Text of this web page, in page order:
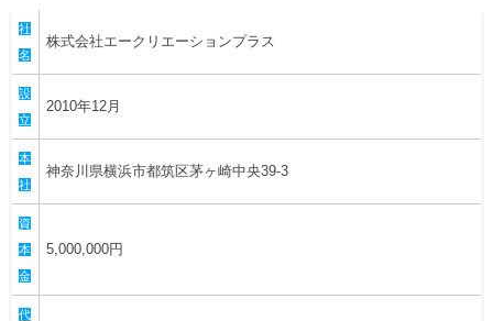
サステナビリティ
ホームタウン活動
横浜FCスポーツクラブ
ニッパツ横浜FCシーガルズ
ゲームスチュワード
学生インターンシップ
スタータークラブ
スペシャルコンテンツ
オリジナルビール
育成ビジョン
試合日程・結果
アカデミー選手
アカデミースタッフ
フェニックスクラブ
サッカースクール
チアスクール
パートナー
パートナー一覧
あしながドリーム基金
お問い合わせ
お問い合わせ
社
名
株式会社エークリエーションプラス
設
立
2010年12月
本
社
神奈川県横浜市都筑区茅ヶ崎中央39-3
資
本
金
5,000,000円
代